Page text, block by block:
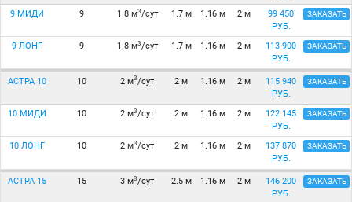
9 МИДИ 9 1.8 м3/сут 1.7 м 1.16 м 2 м
99 450
РУБ.
ЗАКАЗАТЬ
9 ЛОНГ 9 1.8 м3/сут 1.7 м 1.16 м 2 м
113 900
РУБ.
ЗАКАЗАТЬ
АСТРА 10 10 2 м3/сут 2 м 1.16 м 2 м
115 940
РУБ.
ЗАКАЗАТЬ
10 МИДИ 10 2 м3/сут 2 м 1.16 м 2 м
122 145
РУБ.
ЗАКАЗАТЬ
10 ЛОНГ 10 2 м3/сут 2 м 1.16 м 2 м
137 870
РУБ.
ЗАКАЗАТЬ
АСТРА 15 15 3 м3/сут 2.5 м 1.16 м 2 м
146 200
РУБ.
ЗАКАЗАТЬ